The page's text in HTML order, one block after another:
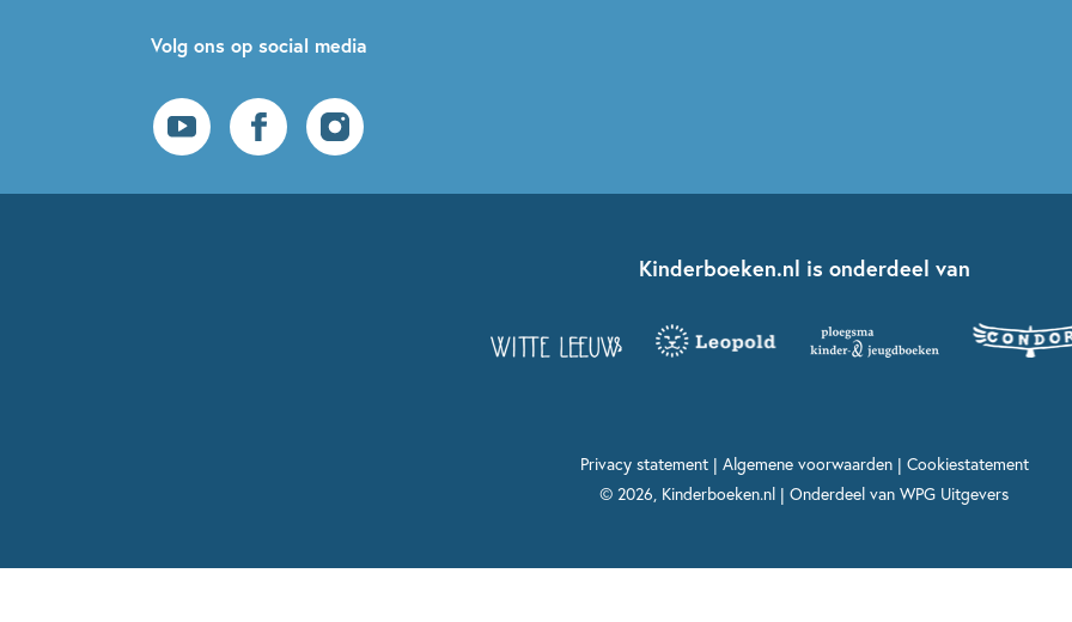
Volg ons op social media
Kinderboeken.nl is onderdeel van
Privacy statement| Algemene voorwaarden| Cookiestatement
© 2026, Kinderboeken.nl | Onderdeel van WPG Uitgevers